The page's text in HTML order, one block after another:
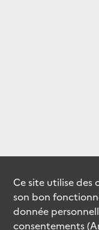
Ce site utilise des
son bon
donnée
consentements